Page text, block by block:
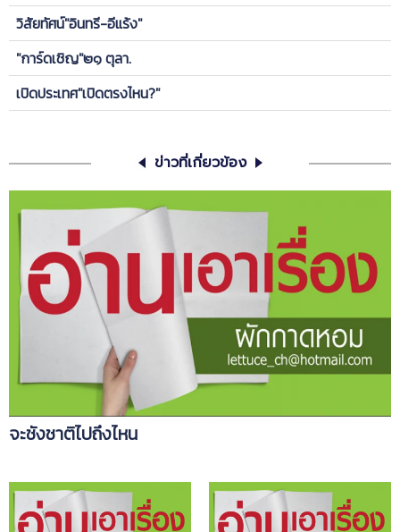
วิสัยทัศน์"อินทรี-อีแร้ง"
"การ์ดเชิญ"๒๑ ตุลา.
เปิดประเทศ"เปิดตรงไหน?"
ข่าวที่เกี่ยวข้อง
จะชังชาติไปถึงไหน